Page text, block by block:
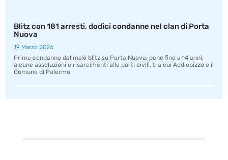
Blitz con 181 arresti, dodici condanne nel clan di Porta
Nuova
19 Marzo 2026
Prime condanne dal maxi blitz su Porta Nuova: pene fino a 14 anni,
alcune assoluzioni e risarcimenti alle parti civili, tra cui Addiopizzo e il
Comune di Palermo